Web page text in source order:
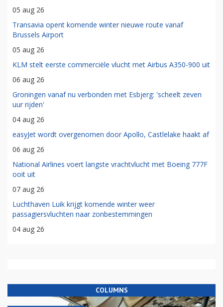
05 aug 26
Transavia opent komende winter nieuwe route vanaf
Brussels Airport
05 aug 26
KLM stelt eerste commerciële vlucht met Airbus A350-900 uit
06 aug 26
Groningen vanaf nu verbonden met Esbjerg: 'scheelt zeven
uur rijden'
04 aug 26
easyJet wordt overgenomen door Apollo, Castlelake haakt af
06 aug 26
National Airlines voert langste vrachtvlucht met Boeing 777F
ooit uit
07 aug 26
Luchthaven Luik krijgt komende winter weer
passagiersvluchten naar zonbestemmingen
04 aug 26
COLUMNS